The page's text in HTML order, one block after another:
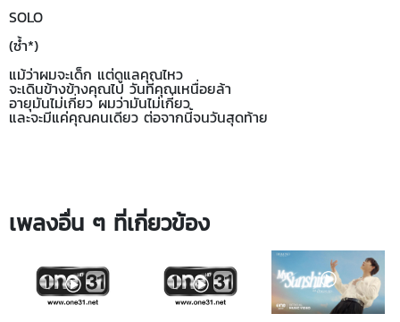
SOLO
(ซ้ำ*)
แม้ว่าผมจะเด็ก แต่ดูแลคุณไหว
จะเดินข้างข้างคุณไป วันที่คุณเหนื่อยล้า
อายุมันไม่เกี่ยว ผมว่ามันไม่เกี่ยว
และจะมีแค่คุณคนเดียว ต่อจากนี้จนวันสุดท้าย
เพลงอื่น ๆ ที่เกี่ยวข้อง